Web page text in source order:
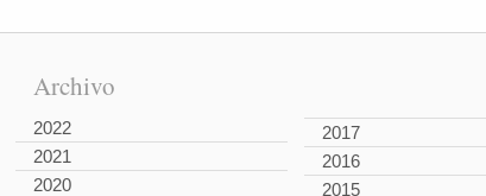
Archivo
2022
2021
2020
2017
2016
2015